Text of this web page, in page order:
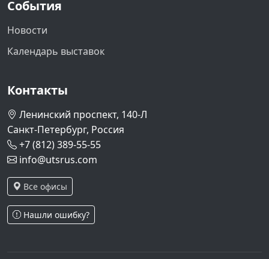
События
Новости
Календарь выставок
Контакты
Ленинский проспект, 140-Л
Санкт-Петербург, Россия
+7 (812) 389-55-55
info@utsrus.com
Все офисы
Нашли ошибку?